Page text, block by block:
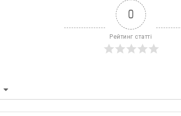
0
Рейтинг статті